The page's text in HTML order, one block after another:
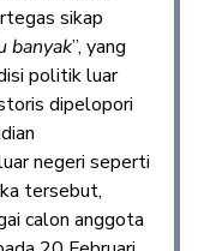
sikap
banyak”, yang
politik luar
dipelopori
negeri seperti
tersebut,
calon anggota